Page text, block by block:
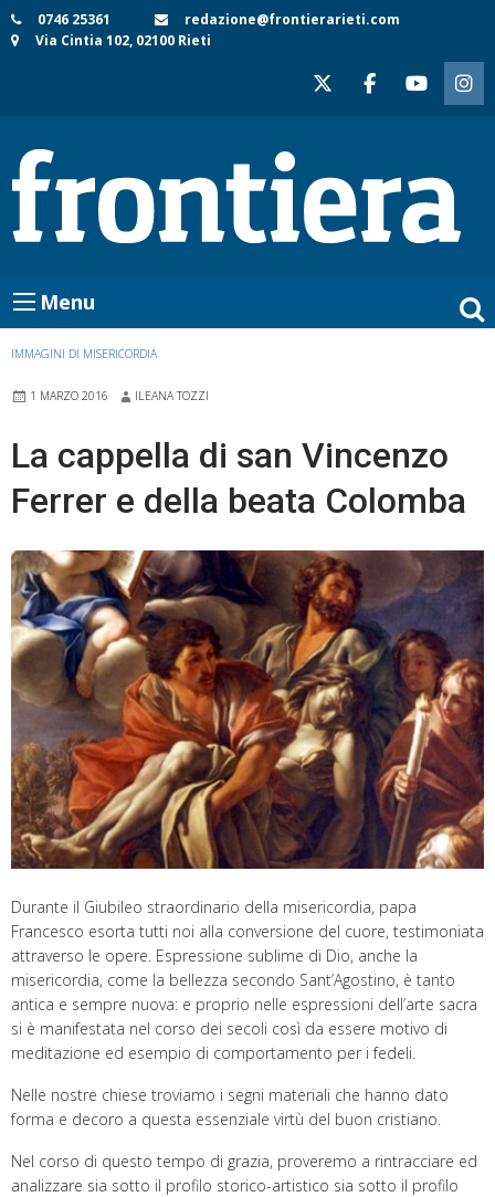
Skip
to
0746 25361
redazione@frontierarieti.com
Via Cintia 102, 02100 Rieti
Menu
IMMAGINI DI MISERICORDIA
1 MARZO 2016 ILEANA TOZZI
La cappella di san Vincenzo
Ferrer e della beata Colomba
Durante il Giubileo straordinario della misericordia, papa
Francesco esorta tutti noi alla conversione del cuore, testimoniata
attraverso le opere. Espressione sublime di Dio, anche la
misericordia, come la bellezza secondo Sant’Agostino, è tanto
antica e sempre nuova: e proprio nelle espressioni dell’arte sacra
si è manifestata nel corso dei secoli così da essere motivo di
meditazione ed esempio di comportamento per i fedeli.
Nelle nostre chiese troviamo i segni materiali che hanno dato
forma e decoro a questa essenziale virtù del buon cristiano.
Nel corso di questo tempo di grazia, proveremo a rintracciare ed
analizzare sia sotto il profilo storico-artistico sia sotto il profilo